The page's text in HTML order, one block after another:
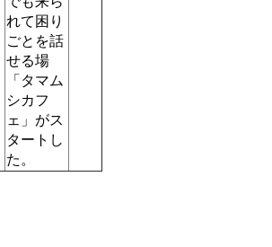
れて困り
ごとを話
せる場
「タマム
シカフ
ェ」がス
タートし
た。